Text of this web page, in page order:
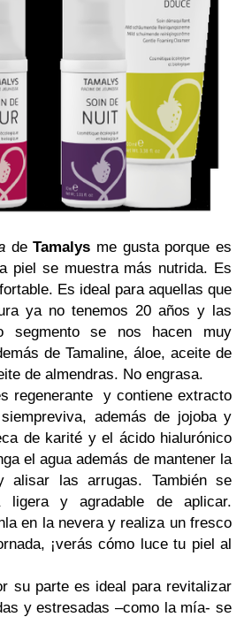
deTamalys me gusta porque es
piel se muestra más nutrida. Es
Es ideal para aquellas que
ya no tenemos 20 años y las
segmento se nos hacen muy
de Tamaline, áloe, aceite de
de almendras. No engrasa.
regenerante y contiene extracto
además de jojoba y
de karité y el ácido hialurónico
el agua además de mantener la
alisar las arrugas. También se
y agradable de aplicar.
en la nevera y realiza un fresco
¡verás cómo luce tu piel al
su parte es ideal para revitalizar
y estresadas –como la mía- se